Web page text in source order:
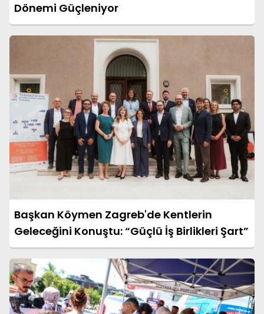
Dönemi Güçleniyor
Başkan Köymen Zagreb'de Kentlerin
Geleceğini Konuştu: “Güçlü İş Birlikleri Şart”